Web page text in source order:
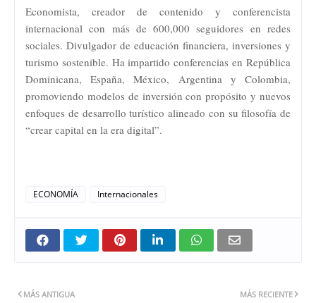
Economista, creador de contenido y conferencista
internacional con más de 600,000 seguidores en redes
sociales. Divulgador de educación financiera, inversiones y
turismo sostenible. Ha impartido conferencias en República
Dominicana, España, México, Argentina y Colombia,
promoviendo modelos de inversión con propósito y nuevos
enfoques de desarrollo turístico alineado con su filosofía de
“crear capital en la era digital”.
ECONOMÍA Internacionales
MÁS RECIENTE
MÁS ANTIGUA